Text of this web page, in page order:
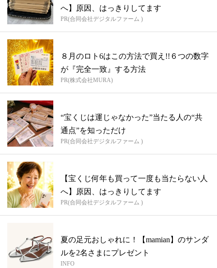
へ】原因、はっきりしてます
PR(合同会社デジタルファーム )
８月のロト6はこの方法で買え!!６つの数字
が『完全一致』する方法
PR(株式会社MURA)
“宝くじは運じゃなかった”当たる人の“共
通点”を知っただけ
PR(合同会社デジタルファーム )
【宝くじ何年も買って一度も当たらない人
へ】原因、はっきりしてます
PR(合同会社デジタルファーム )
夏の足元おしゃれに！【mamian】のサンダ
ルを2名さまにプレゼント
INFO